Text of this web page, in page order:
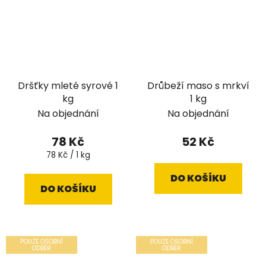
Dršťky mleté syrové 1
kg
Na objednání
78 Kč
Měrná
78 Kč / 1 kg
DO KOŠÍKU
Drůbeží maso s mrkví
1 kg
Na objednání
52 Kč
DO KOŠÍKU
POUZE OSOBNÍ
ODBĚR
POUZE OSOBNÍ
ODBĚR